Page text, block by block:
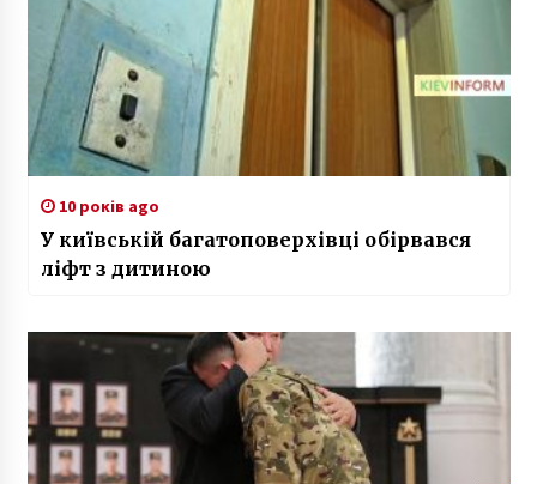
10 років ago
У київській багатоповерхівці обірвався
ліфт з дитиною